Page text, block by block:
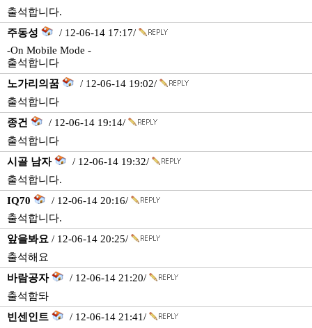
출석합니다.
주동성
/ 12-06-14 17:17/
-On Mobile Mode -
출석합니다
노가리의꿈
/ 12-06-14 19:02/
출석합니다
종건
/ 12-06-14 19:14/
출석합니다
시골 남자
/ 12-06-14 19:32/
출석합니다.
IQ70
/ 12-06-14 20:16/
출석합니다.
앞을봐요 / 12-06-14 20:25/
출석해요
바람공자
/ 12-06-14 21:20/
출석함돠
빈센인트
/ 12-06-14 21:41/